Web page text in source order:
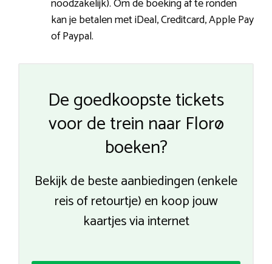
kan je betalen met iDeal, Creditcard, Apple Pay
of Paypal.
De goedkoopste tickets
voor de trein naar Florø
boeken?
Bekijk de beste aanbiedingen (enkele
reis of retourtje) en koop jouw
kaartjes via internet